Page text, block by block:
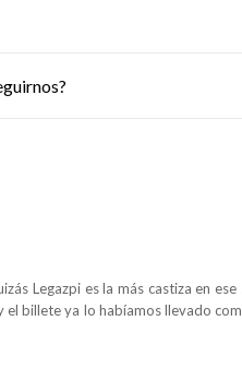
Legazpi es la más castiza en
billete ya lo habíamos llevado